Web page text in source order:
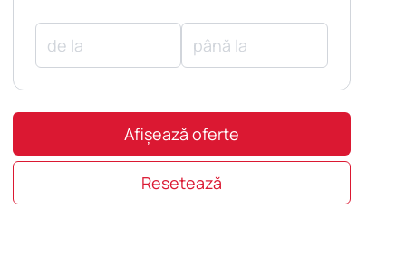
Afișează oferte
Resetează